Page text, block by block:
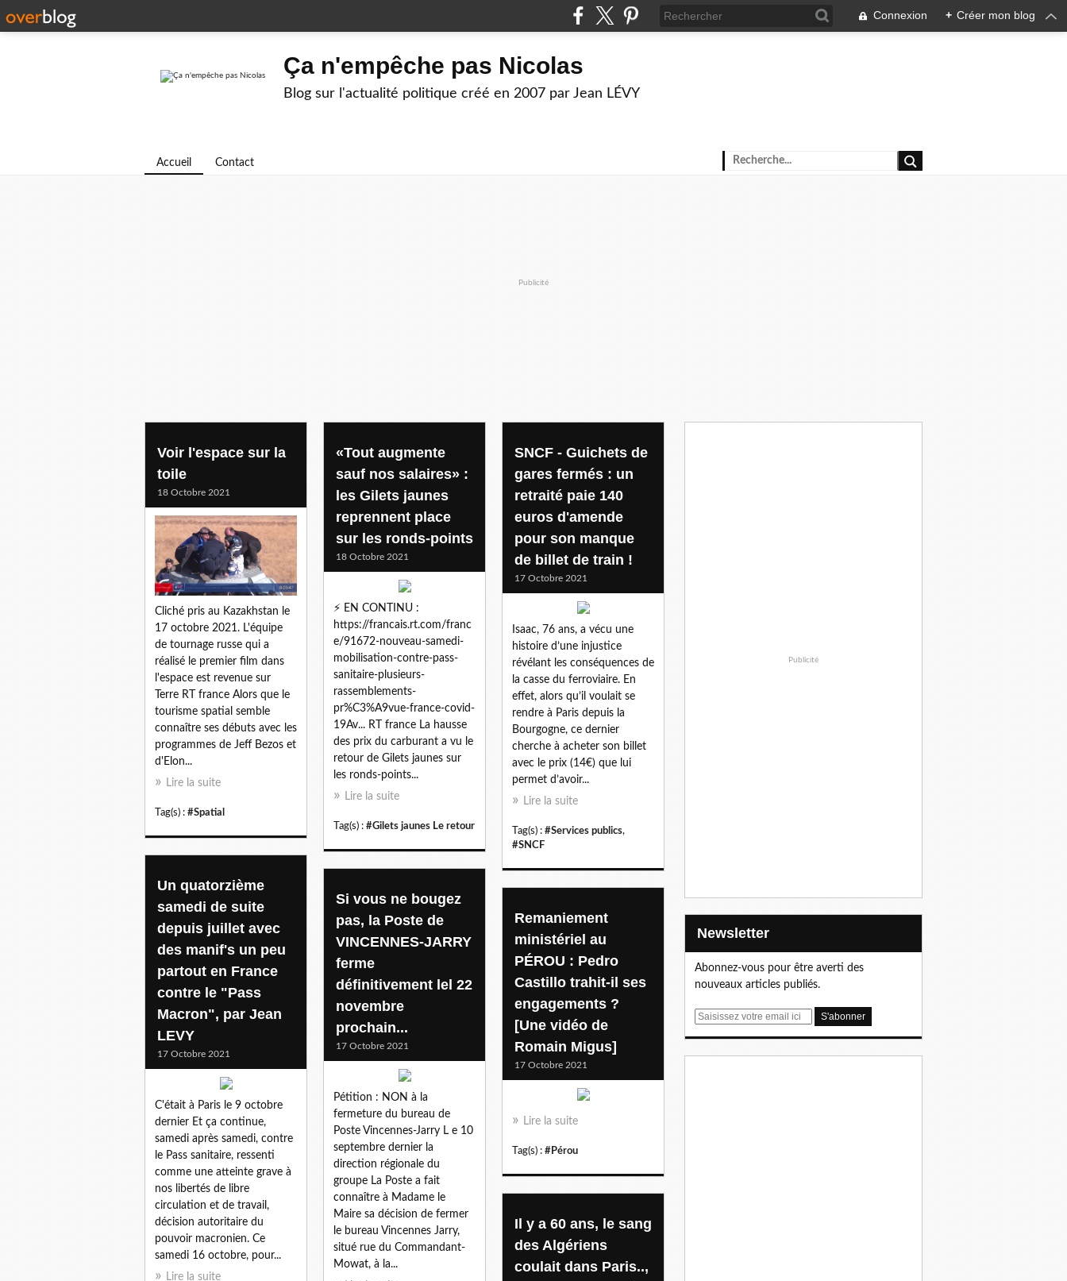
Connexion + Créer mon blog
Ça n'empêche pas Nicolas
Blog sur l'actualité politique créé en 2007 par Jean LÉVY
Accueil Contact
Publicité
Voir l'espace sur la
toile
18 Octobre 2021
Cliché pris au Kazakhstan le
17 octobre 2021. L'équipe
de tournage russe qui a
réalisé le premier film dans
l'espace est revenue sur
Terre RT france Alors que le
tourisme spatial semble
connaître ses débuts avec les
programmes de Jeff Bezos et
d'Elon...
Lire la suite
Tag(s) : #Spatial
«Tout augmente
sauf nos salaires» :
les Gilets jaunes
reprennent place
sur les ronds-points
18 Octobre 2021
⚡️ EN CONTINU :
https://francais.rt.com/franc
e/91672-nouveau-samedi-
mobilisation-contre-pass-
sanitaire-plusieurs-
rassemblements-
pr%C3%A9vue-france-covid-
19Av... RT france La hausse
des prix du carburant a vu le
retour de Gilets jaunes sur
les ronds-points...
Lire la suite
Tag(s) : #Gilets jaunes Le retour
SNCF - Guichets de
gares fermés : un
retraité paie 140
euros d'amende
pour son manque
de billet de train !
17 Octobre 2021
Isaac, 76 ans, a vécu une
histoire d’une injustice
révélant les conséquences de
la casse du ferroviaire. En
effet, alors qu’il voulait se
rendre à Paris depuis la
Bourgogne, ce dernier
cherche à acheter son billet
avec le prix (14€) que lui
permet d’avoir...
Lire la suite
Tag(s) : #Services publics,
#SNCF
Un quatorzième
samedi de suite
depuis juillet avec
des manif's un peu
partout en France
contre le "Pass
Macron", par Jean
LEVY
17 Octobre 2021
C'était à Paris le 9 octobre
dernier Et ça continue,
samedi après samedi, contre
le Pass sanitaire, ressenti
comme une atteinte grave à
nos libertés de libre
circulation et de travail,
décision autoritaire du
pouvoir macronien. Ce
samedi 16 octobre, pour...
Lire la suite
Si vous ne bougez
pas, la Poste de
VINCENNES-JARRY
ferme
définitivement lel 22
novembre
prochain...
17 Octobre 2021
Pétition : NON à la
fermeture du bureau de
Poste Vincennes-Jarry L e 10
septembre dernier la
direction régionale du
groupe La Poste a fait
connaître à Madame le
Maire sa décision de fermer
le bureau Vincennes Jarry,
situé rue du Commandant-
Mowat, à la...
Remaniement
ministériel au
PÉROU : Pedro
Castillo trahit-il ses
engagements ?
[Une vidéo de
Romain Migus]
17 Octobre 2021
Lire la suite
Tag(s) : #Pérou
Il y a 60 ans, le sang
des Algériens
coulait dans Paris..,
Publicité
Newsletter
Abonnez-vous pour être averti des
nouveaux articles publiés.
E